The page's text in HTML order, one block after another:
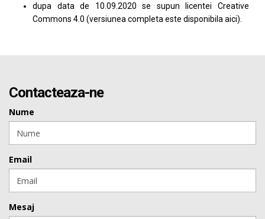
dupa data de 10.09.2020 se supun licentei Creative
Commons 4.0 (versiunea completa este disponibila aici).
Contacteaza-ne
Nume
Email
Mesaj